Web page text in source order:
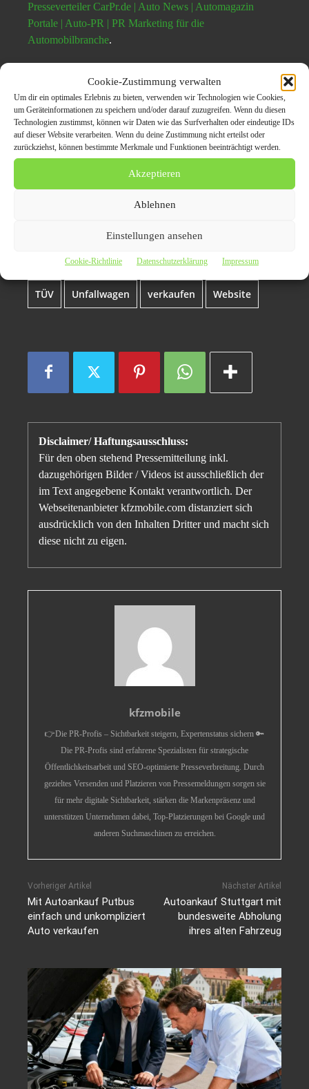
Cookie-Zustimmung verwalten
Um dir ein optimales Erlebnis zu bieten, verwenden wir Technologien wie Cookies,
um Geräteinformationen zu speichern und/oder darauf zuzugreifen. Wenn du diesen
Technologien zustimmst, können wir Daten wie das Surfverhalten oder eindeutige IDs
auf dieser Website verarbeiten. Wenn du deine Zustimmung nicht erteilst oder
zurückziehst, können bestimmte Merkmale und Funktionen beeinträchtigt werden.
Akzeptieren
Ablehnen
Einstellungen ansehen
Cookie-Richtlinie Datenschutzerklärung Impressum
Presseverteiler CarPr.de | Auto News | Automagazin
Portale | Auto-PR | PR Marketing für die
Automobilbranche.
Themen zum Beitrag
Autoankauf Waiblingen –
Fairer & transparenter
Auto Verkauf
Gebrauchtwagen Motorschaden Suche
TÜV Unfallwagen verkaufen Website
Disclaimer/ Haftungsausschluss:
Für den oben stehend Pressemitteilung inkl.
dazugehörigen Bilder / Videos ist ausschließlich der
im Text angegebene Kontakt verantwortlich. Der
Webseitenanbieter kfzmobile.com distanziert sich
ausdrücklich von den Inhalten Dritter und macht sich
diese nicht zu eigen.
kfzmobile
👉Die PR-Profis – Sichtbarkeit steigern, Expertenstatus sichern 🔑
Die PR-Profis sind erfahrene Spezialisten für strategische
Öffentlichkeitsarbeit und SEO-optimierte Presseverbreitung. Durch
gezieltes Versenden und Platzieren von Pressemeldungen sorgen sie
für mehr digitale Sichtbarkeit, stärken die Markenpräsenz und
unterstützen Unternehmen dabei, Top-Platzierungen bei Google und
anderen Suchmaschinen zu erreichen.
Vorheriger Artikel
Mit Autoankauf Putbus
einfach und unkompliziert
Auto verkaufen
Nächster Artikel
Autoankauf Stuttgart mit
bundesweite Abholung
ihres alten Fahrzeug